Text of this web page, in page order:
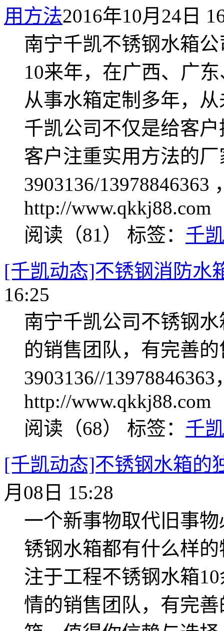
用方法2016年10月24日
南宁千凯不锈钢水箱
10来年，在广西、广
从事水箱定制多年，
千凯公司不仅是给客
客户注重实用方法的
3903136/13978846363
http://www.qkkj88.com
阅读（81） 标签： 千
[千凯动态]不锈钢消防水
16:25
南宁千凯公司不锈钢
的销售团队，有完善
3903136//
http://www.qkkj88.com
阅读（68） 标签： 千
[千凯动态]不锈钢水箱的
月08日 15:28
一个新事物取代旧事
锈钢水箱都有什么样
注于工程不锈钢水箱
情的销售团队，有完